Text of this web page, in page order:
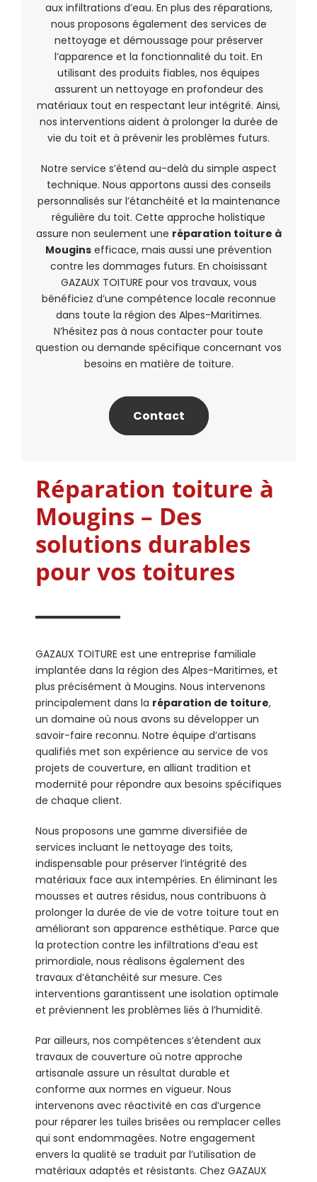
aux infiltrations d’eau. En plus des réparations,
nous proposons également des services de
nettoyage et démoussage pour préserver
l’apparence et la fonctionnalité du toit. En
utilisant des produits fiables, nos équipes
assurent un nettoyage en profondeur des
matériaux tout en respectant leur intégrité. Ainsi,
nos interventions aident à prolonger la durée de
vie du toit et à prévenir les problèmes futurs.
Notre service s’étend au-delà du simple aspect
technique. Nous apportons aussi des conseils
personnalisés sur l’étanchéité et la maintenance
régulière du toit. Cette approche holistique
assure non seulement une réparation toiture à
Mougins efficace, mais aussi une prévention
contre les dommages futurs. En choisissant
GAZAUX TOITURE pour vos travaux, vous
bénéficiez d’une compétence locale reconnue
dans toute la région des Alpes-Maritimes.
N’hésitez pas à nous contacter pour toute
question ou demande spécifique concernant vos
besoins en matière de toiture.
Contact
Réparation toiture à
Mougins – Des
solutions durables
pour vos toitures
GAZAUX TOITURE est une entreprise familiale
implantée dans la région des Alpes-Maritimes, et
plus précisément à Mougins. Nous intervenons
principalement dans la réparation de toiture,
un domaine où nous avons su développer un
savoir-faire reconnu. Notre équipe d’artisans
qualifiés met son expérience au service de vos
projets de couverture, en alliant tradition et
modernité pour répondre aux besoins spécifiques
de chaque client.
Nous proposons une gamme diversifiée de
services incluant le nettoyage des toits,
indispensable pour préserver l’intégrité des
matériaux face aux intempéries. En éliminant les
mousses et autres résidus, nous contribuons à
prolonger la durée de vie de votre toiture tout en
améliorant son apparence esthétique. Parce que
la protection contre les infiltrations d’eau est
primordiale, nous réalisons également des
travaux d’étanchéité sur mesure. Ces
interventions garantissent une isolation optimale
et préviennent les problèmes liés à l’humidité.
Par ailleurs, nos compétences s’étendent aux
travaux de couverture où notre approche
artisanale assure un résultat durable et
conforme aux normes en vigueur. Nous
intervenons avec réactivité en cas d’urgence
pour réparer les tuiles brisées ou remplacer celles
qui sont endommagées. Notre engagement
envers la qualité se traduit par l’utilisation de
matériaux adaptés et résistants. Chez GAZAUX